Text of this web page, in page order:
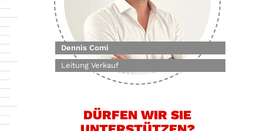
DÜRFEN WIR SIE
Dennis Comi
Leitung Verkauf